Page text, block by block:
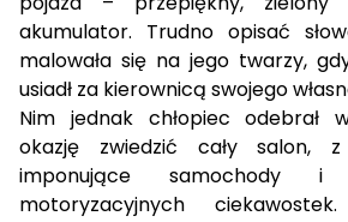
akumulator. Trudno opisać
malowała się na jego twarzy,
usiadł za kierownicą swojego
Nim jednak chłopiec odebrał
okazję zwiedzić cały salon,
imponujące samochody
motoryzacyjnych